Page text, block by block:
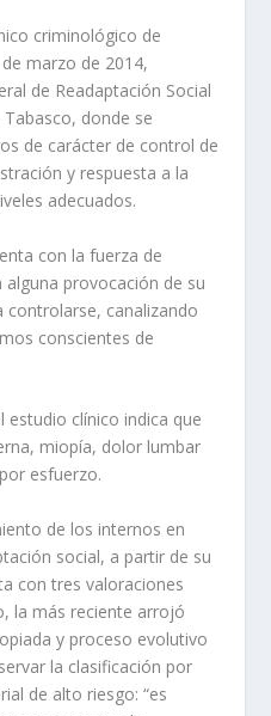
criminológico de
marzo de 2014,
de Readaptación Social
donde se
de carácter de control de
y respuesta a la
adecuados.
con la fuerza de
provocación de su
canalizando
conscientes de
estudio clínico indica que
miopía, dolor lumbar
esfuerzo.
de los internos en
social, a partir de su
con tres valoraciones
la más reciente arrojó
y proceso evolutivo
la clasificación por
de alto riesgo: “es